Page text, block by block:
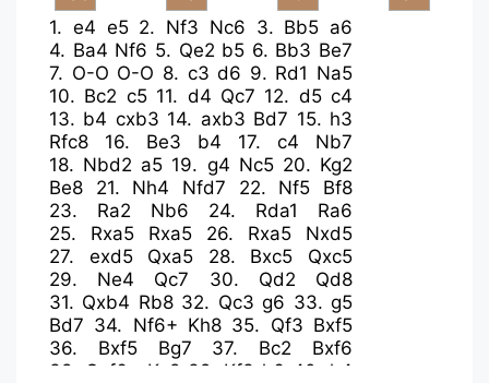
1. e4 e5 2. Nf3 Nc6 3. Bb5 a6
4. Ba4 Nf6 5. Qe2 b5 6. Bb3 Be7
7. O-O O-O 8. c3 d6 9. Rd1 Na5
10. Bc2 c5 11. d4 Qc7 12. d5 c4
13. b4 cxb3 14. axb3 Bd7 15. h3
Rfc8
16. Be3 b4 17. c4
Nb7
18. Nbd2 a5 19. g4 Nc5 20. Kg2
Be8
21. Nh4 Nfd7 22. Nf5
Bf8
23. Ra2 Nb6 24. Rda1
Ra6
25. Rxa5 Rxa5 26. Rxa5
Nxd5
27. exd5 Qxa5 28. Bxc5
Qxc5
29. Ne4 Qc7 30. Qd2
Qd8
31. Qxb4 Rb8 32. Qc3 g6 33.g5
Bd7 34. Nf6+ Kh8 35. Qf3 Bxf5
36. Bxf5 Bg7 37. Bc2
Bxf6
38.
Qxf6+ Kg8 39. Kf3 h6 40. h4